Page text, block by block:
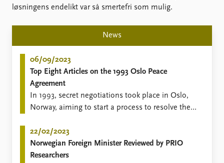
løsningens endelikt var så smertefri som mulig.
News
06/09/2023
Top Eight Articles on the 1993 Oslo Peace
Agreement
In 1993, secret negotiations took place in Oslo,
Norway, aiming to start a process to resolve the
years later, PRIO researchers are still researching
the Oslo Agreement and its implications.
22/02/2023
Norwegian Foreign Minister Reviewed by PRIO
Researchers